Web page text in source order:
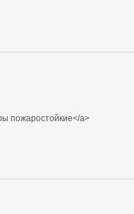
пожаростойкие</a>